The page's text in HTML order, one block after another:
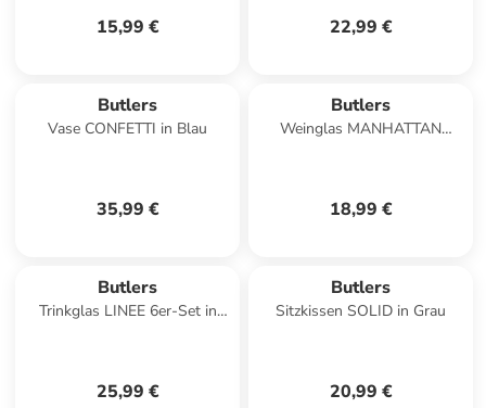
15,99 € 22,99 €
Butlers
Vase CONFETTI in Blau
35,99 €
Butlers
Weinglas MANHATTAN
18,99 €
Butlers
Trinkglas LINEE 6er-Set in
25,99 €
Butlers
Sitzkissen SOLID in Grau
20,99 €